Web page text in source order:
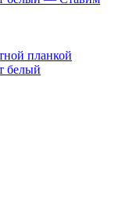
планкой
белый